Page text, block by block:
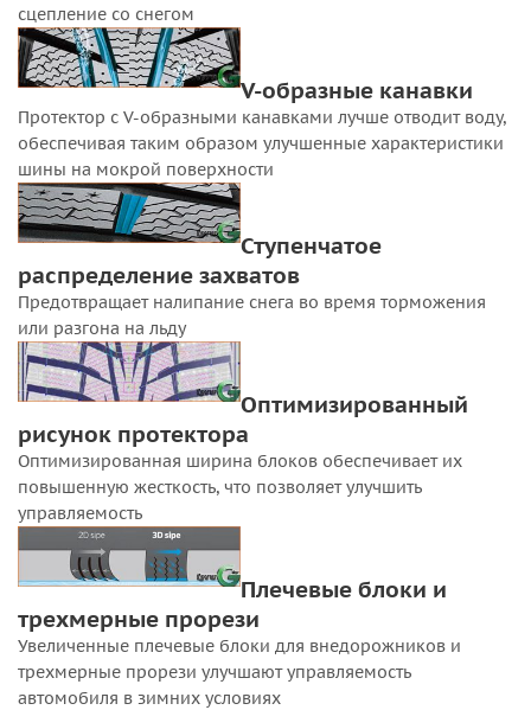
сцепление со снегом
V-образные канавки
Протектор с V-образными канавками лучше отводит воду,
обеспечивая таким образом улучшенные характеристики
шины на мокрой поверхности
Ступенчатое
распределение захватов
Предотвращает налипание снега во время торможения
или разгона на льду
Оптимизированный
рисунок протектора
Оптимизированная ширина блоков обеспечивает их
повышенную жесткость, что позволяет улучшить
управляемость
Плечевые блоки и
трехмерные прорези
Увеличенные плечевые блоки для внедорожников и
трехмерные прорези улучшают управляемость
автомобиля в зимних условиях